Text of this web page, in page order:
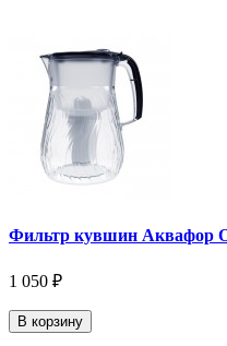
Фильтр кувшин Аквафор
1 050 ₽
В корзину